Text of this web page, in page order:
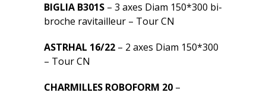
BIGLIA B301S – 3 axes Diam 150*300 bi-
broche ravitailleur – Tour CN
ASTRHAL 16/22 – 2 axes Diam 150*300
– Tour CN
CHARMILLES ROBOFORM 20 –